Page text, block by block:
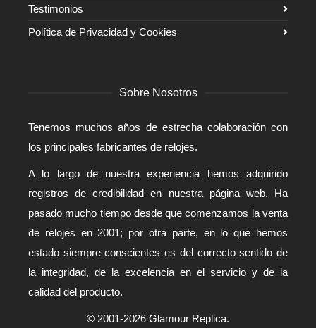
Testimonios
Política de Privacidad y Cookies
Sobre Nosotros
Tenemos muchos años de estrecha colaboración con
los principales fabricantes de relojes.
A lo largo de nuestra experiencia hemos adquirido
registros de credibilidad en nuestra página web. Ha
pasado mucho tiempo desde que comenzamos la venta
de relojes en 2001; por otra parte, en lo que hemos
estado siempre conscientes es del correcto sentido de
la integridad, de la excelencia en el servicio y de la
calidad del producto.
© 2001-2026 Glamour Replica.